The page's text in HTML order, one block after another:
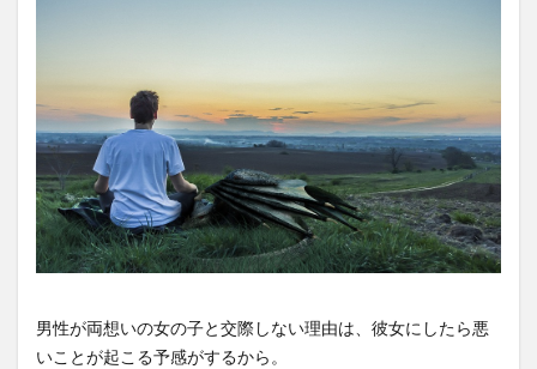
男性が両想いの女の子と交際しない理由は、彼女にしたら悪
いことが起こる予感がするから。